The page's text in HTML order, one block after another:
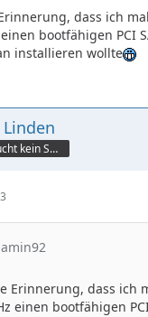
dass ich
bootfähigen PCI
installieren wollte
Hat und braucht kein Smartphone!
Erinnerung, dass ich
einen bootfähigen PCI